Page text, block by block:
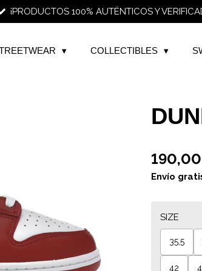
¡PRODUCTOS 100% AUTÉNTICOS Y
COLLECTIBLES
Envío
SIZE
35,5
42